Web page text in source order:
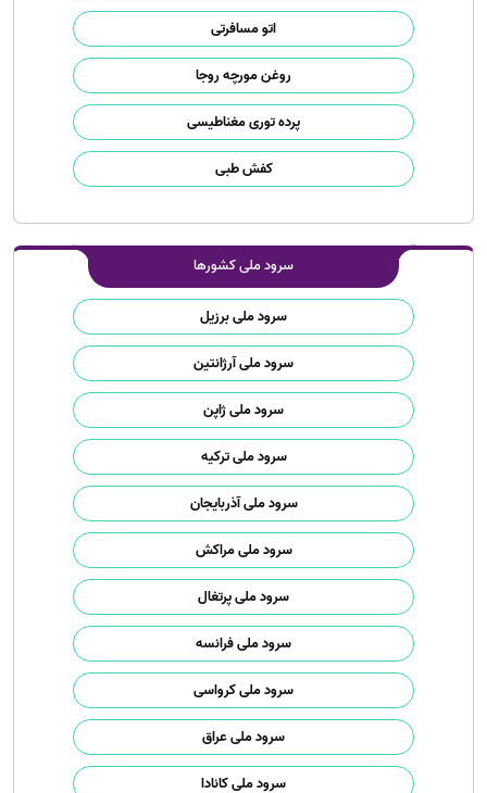
اتو مسافرتی
روغن مورچه روجا
پرده توری مغناطیسی
کفش طبی
سرود ملی کشورها
سرود ملی برزیل
سرود ملی آرژانتین
سرود ملی ژاپن
سرود ملی ترکیه
سرود ملی آذربایجان
سرود ملی مراکش
سرود ملی پرتغال
سرود ملی فرانسه
سرود ملی کرواسی
سرود ملی عراق
سرود ملی کانادا